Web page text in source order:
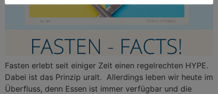
Fasten erlebt seit einiger Zeit einen regelrechten HYPE.
Dabei ist das Prinzip uralt. Allerdings leben wir heute im
Überfluss, denn Essen ist immer verfügbar und die